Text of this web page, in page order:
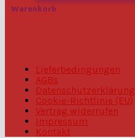
Warenkorb
Lieferbedingungen
AGBs
Datenschutzerklärung
Cookie-Richtlinie (EU)
Vertrag widerrufen
Impressum
Kontakt